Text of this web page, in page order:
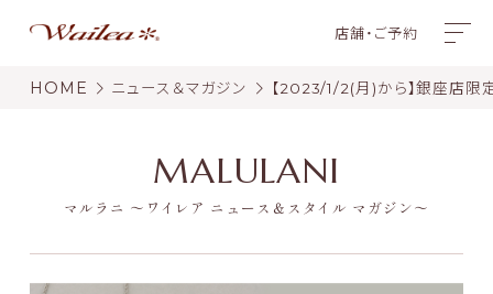
店舗・ご予約
HOME ニュース＆マガジン 【2023/1/2(月)から】銀座店
MALULANI
マルラニ 〜ワイレア ニュース＆スタイル マガジン〜